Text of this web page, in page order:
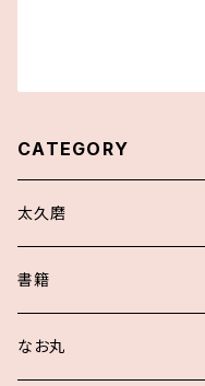
CATEGORY
太久磨
書籍
サイン入り
なお丸